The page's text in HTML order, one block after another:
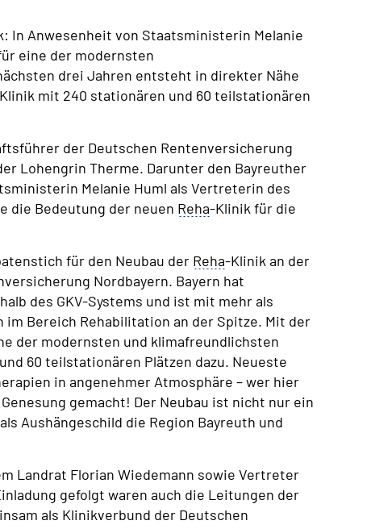
In Anwesenheit von Staatsministerin Melanie
eine der modernsten
drei Jahren entsteht in direkter Nähe
mit 240 stationären und 60 teilstationären
der Deutschen Rentenversicherung
Lohengrin Therme. Darunter den Bayreuther
Melanie Huml als Vertreterin des
die Bedeutung der neuen Reha-Klinik für die
für den Neubau der Reha-Klinik an der
Nordbayern. Bayern hat
des GKV-Systems und ist mit mehr als
Bereich Rehabilitation an der Spitze. Mit der
der modernsten und klimafreundlichsten
60 teilstationären Plätzen dazu. Neueste
in angenehmer Atmosphäre – wer hier
gemacht! Der Neubau ist nicht nur ein
Aushängeschild die Region Bayreuth und
Landrat Florian Wiedemann sowie Vertreter
gefolgt waren auch die Leitungen der
als Klinikverbund der Deutschen